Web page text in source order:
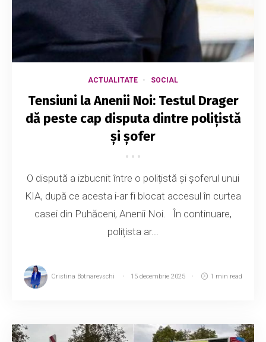
ACTUALITATE SOCIAL
Tensiuni la Anenii Noi: Testul Drager
dă peste cap disputa dintre polițistă
și șofer
O dispută a izbucnit între o polițistă și șoferul unui
KIA, după ce acesta i-ar fi blocat accesul în curtea
casei din Puhăceni, Anenii Noi. În continuare,
polițista ar...
Cristina Botnarevschi 15 decembrie 2025 1 min read